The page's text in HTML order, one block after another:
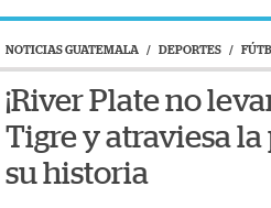
NOTICIAS GUATEMALA / DEPORTES /
¡River Plate no
Tigre y atraviesa
su historia